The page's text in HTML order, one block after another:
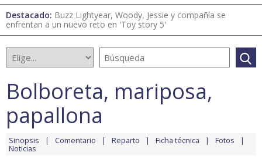
Destacado: Buzz Lightyear, Woody, Jessie y compañía se
enfrentan a un nuevo reto en 'Toy story 5'
Bolboreta, mariposa,
papallona
Sinopsis Comentario Reparto Ficha técnica Fotos
Noticias